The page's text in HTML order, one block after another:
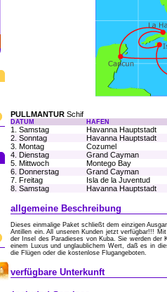
PULLMANTUR Schif
DATUM HAFEN
1. Samstag
Havanna Hauptstadt
2. Sonntag
Havanna Hauptstadt
3. Montag
Cozumel
4. Dienstag
Grand Cayman
5. Mittwoch
Montego Bay
6. Donnerstag
Grand Cayman
7. Freitag
Isla de la Juventud
8. Samstag
Havanna Hauptstadt
allgemeine Beschreibung
Dieses einmalige Paket schließt dem einzigen
Antillen ein. All unseren Kunden jetzt verfügbar!!!
der Insel des Paradieses von Kuba. Sie werden der
einem Luxus und unglaublichem Wert, daß es in
die Flügen oder die kostenlose Flugangeboten.
verfügbare Unterkunft